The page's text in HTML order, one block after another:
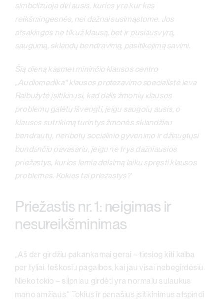
simbolizuoja dvi ausis, kurios yra kur kas
reikšmingesnės, nei dažnai susimąstome. Jos
atsakingos ne tik už klausą, bet ir pusiausvyrą,
saugumą, sklandų bendravimą, pasitikėjimą savimi.
Šią dieną kasmet mininčio klausos centro
„Audiomedika“ klausos protezavimo specialistė Ieva
Raibužytė įsitikinusi, kad dalis žmonių klausos
problemų galėtų išvengti, jeigu saugotų ausis, o
klausos sutrikimą turintys žmonės sklandžiau
bendrautų, neribotų socialinio gyvenimo ir džiaugtųsi
bundančiu pavasariu, jeigu ne trys dažniausios
priežastys, kurios lemia delsimą laiku spręsti klausos
problemas. Kokios tai priežastys?
Priežastis nr. 1: neigimas ir
nesureikšminimas
„Aš dar girdžiu pakankamai gerai – tiesiog kiti kalba
per tyliai. Ieškosiu pagalbos, kai jau visai nebegirdėsiu.
Nieko tokio – silpniau girdėti yra normalu sulaukus
mano amžiaus.“ Tokius ir panašius įsitikinimus atspindi